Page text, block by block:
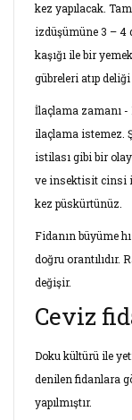
kez yapılacak.
izdüşümüne 3 – 4
kaşığı ile bir
gübreleri atıp
İlaçlama zamanı
ilaçlama istemez.
istilası gibi bir
ve insektisit cinsi
kez püskürtünüz.
Fidanın büyüme
doğru orantılıdır.
değişir.
Ceviz
Doku kültürü ile
denilen fidanlara
yapılmıştır.